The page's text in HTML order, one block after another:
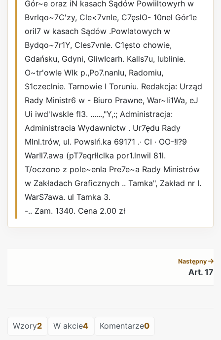
Gór~e oraz iN kasach Sądów Powiiltowyrh w
Bvrlqo~7C'zy, Cle<7vnle, C7ęslO- 10nel Gór1e
oril7 w kasach Sądów .Powlatowych w
Bydqo~7r1Y, Cles7vnle. C1ęsto­ chowie,
Gdańsku, Gdyni, GliwIcarh. Kalls7u, lublinie.
O~tr'owle Wlk p.,Po7.nanlu, Radomiu,
S1czeclnie. Tarnowie I Toruniu. Redakcja: Urząd
Rady Ministr6 w - Biuro Prawne, War~li1Wa, eJ
Ui iwd'lwskle fl3. ......,"Y,:; Administracja:
Administracia Wydawnictw . Ur7ędu Rady
Mlnl.trów, ul. Powslń.ka 69171 .· CI · OO-!l?9
War!l7.awa (pT7eqrłlclka por1.lnwil 81l.
T/oczono z pole~enla Pre7e~a Rady Ministrów
w Zakładach Graficznych .. Tamka", Zakład nr I.
WarS7awa. ul Tamka 3.
-.. Zam. 1340. Cena 2.00 zł
Następny
Art. 17
Wzory2 W akcie4 Komentarze0